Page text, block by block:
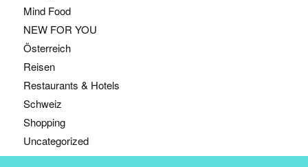
Mind Food
NEW FOR YOU
Österreich
Reisen
Restaurants & Hotels
Schweiz
Shopping
Uncategorized